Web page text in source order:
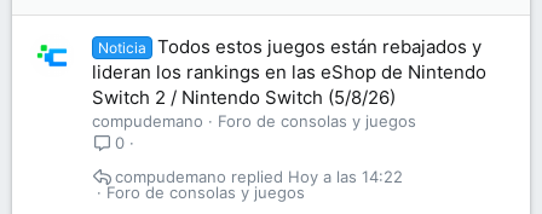
Noticia
Todos estos juegos están rebajados y
lideran los rankings en las eShop de Nintendo
Switch 2 / Nintendo Switch (5/8/26)
compudemano
Foro de consolas y juegos
0
Foro de consolas y juegos
Hoy a las 14:22
compudemano